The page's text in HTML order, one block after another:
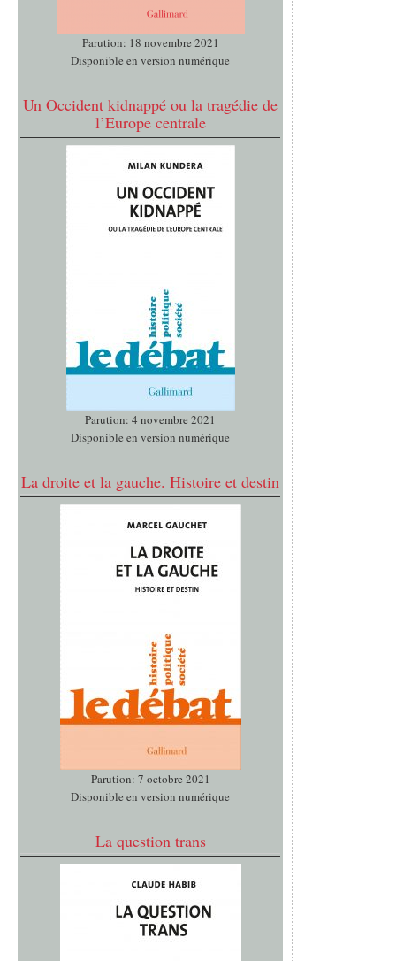
Parution: 18 novembre 2021
Disponible en version numérique
Un Occident kidnappé ou la tragédie de
l’Europe centrale
Parution: 4 novembre 2021
Disponible en version numérique
La droite et la gauche. Histoire et destin
Parution: 7 octobre 2021
Disponible en version numérique
La question trans